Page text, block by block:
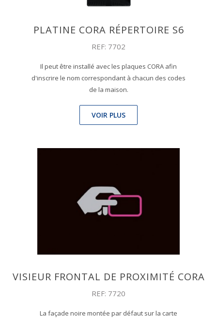
PLATINE CORA RÉPERTOIRE S6
REF: 7702
Il peut être installé avec les plaques CORA afin
d'inscrire le nom correspondant à chacun des codes
de la maison.
VOIR PLUS
VISIEUR FRONTAL DE PROXIMITÉ CORA
REF: 7720
La façade noire montée par défaut sur la carte